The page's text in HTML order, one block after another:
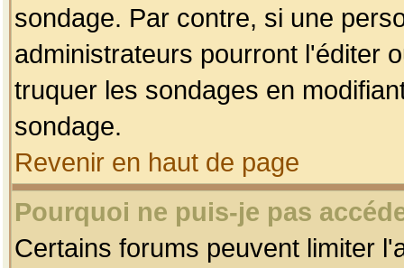
sondage. Par contre, si une
administrateurs pourront l'éditer
truquer les sondages en
sondage.
Revenir en haut de page
Pourquoi ne puis-je pas
Certains forums peuvent limiter